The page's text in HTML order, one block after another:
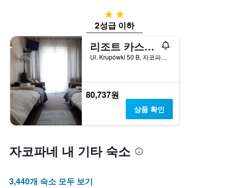
2성급
2성급 이하
리조트 카스프로비 비에르흐
Ul. Krupówki 50 B, 자코파네, 마우폴스키에, 폴란드
80,737원
상품 확인
자코파네 내 기타 숙소
3,440개 숙소 모두 보기